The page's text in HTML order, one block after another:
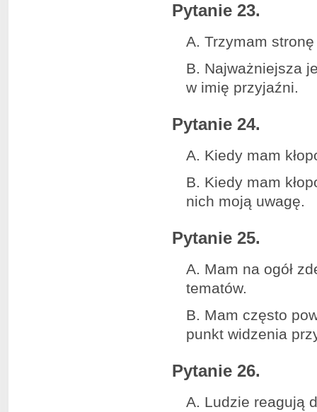
Pytanie 23.
A. Trzymam
B. Najważniejsza
w imię przyjaźni.
Pytanie 24.
A. Kiedy mam
B. Kiedy mam
nich moją uwagę.
Pytanie 25.
A. Mam na ogół
tematów.
B. Mam często
punkt widzenia
Pytanie 26.
A. Ludzie reagują